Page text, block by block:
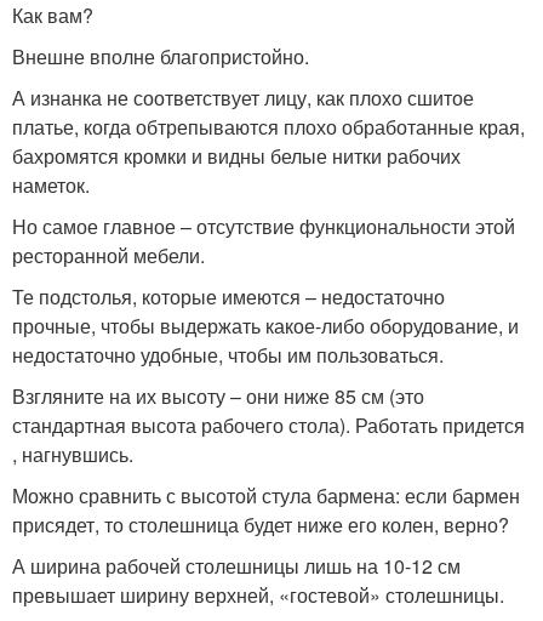
Как вам?
Внешне вполне благопристойно.
А изнанка не соответствует лицу, как плохо сшитое
платье, когда обтрепываются плохо обработанные края,
бахромятся кромки и видны белые нитки рабочих
наметок.
Но самое главное – отсутствие функциональности этой
ресторанной мебели.
Те подстолья, которые имеются – недостаточно
прочные, чтобы выдержать какое-либо оборудование, и
недостаточно удобные, чтобы им пользоваться.
Взгляните на их высоту – они ниже 85 см (это
стандартная высота рабочего стола). Работать придется
, нагнувшись.
Можно сравнить с высотой стула бармена: если бармен
присядет, то столешница будет ниже его колен, верно?
А ширина рабочей столешницы лишь на 10-12 см
превышает ширину верхней, «гостевой» столешницы.